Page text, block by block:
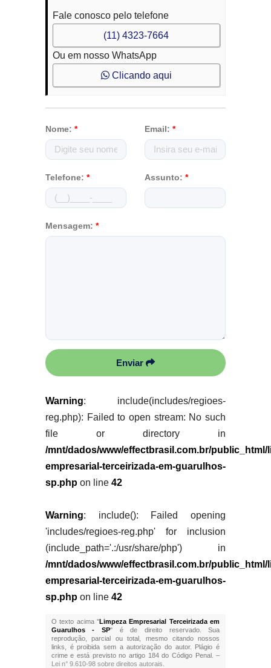
Fale conosco pelo telefone
(11) 4323-7664
Ou em nosso WhatsApp
Clicando aqui
Nome: * Email: *
Telefone: * Assunto: *
Mensagem: *
Enviar
Warning: include(includes/regioes-
reg.php): Failed to open stream: No such
file or directory in
/mnt/dados/www/effectbrasil.com.br/public_html/
empresarial-terceirizada-em-guarulhos-
sp.phpon line 42
Warning: include(): Failed opening
'includes/regioes-reg.php' for inclusion
(include_path='.:/usr/share/php') in
/mnt/dados/www/effectbrasil.com.br/public_html/
empresarial-terceirizada-em-guarulhos-
sp.phpon line 42
O texto acima "Limpeza Empresarial Terceirizada em
Guarulhos - SP" é de direito reservado. Sua
reprodução, parcial ou total, mesmo citando nossos
links, é proibida sem a autorização do autor. Plágio é
crime e está previsto no artigo 184 do Código Penal. –
Lei n° 9.610-98 sobre direitos autorais